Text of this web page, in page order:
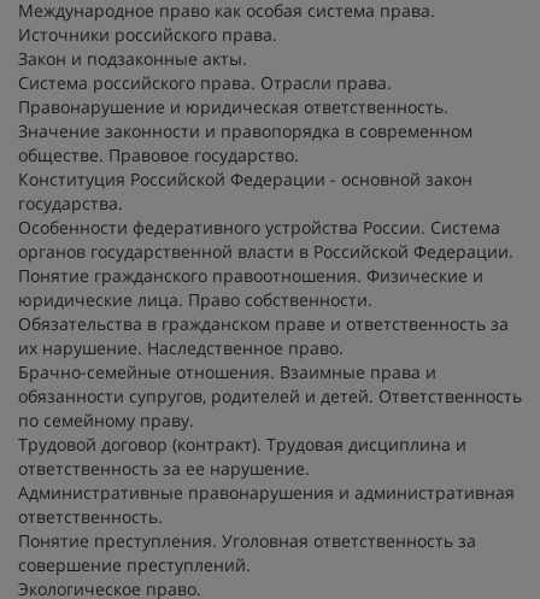
Международное право как особая система права.
Источники российского права.
Закон и подзаконные акты.
Система российского права. Отрасли права.
Правонарушение и юридическая ответственность.
Значение законности и правопорядка в современном
обществе. Правовое государство.
Конституция Российской Федерации - основной закон
государства.
Особенности федеративного устройства России. Система
органов государственной власти в Российской Федерации.
Понятие гражданского правоотношения. Физические и
юридические лица. Право собственности.
Обязательства в гражданском праве и ответственность за
их нарушение. Наследственное право.
Брачно-семейные отношения. Взаимные права и
обязанности супругов, родителей и детей. Ответственность
по семейному праву.
Трудовой договор (контракт). Трудовая дисциплина и
ответственность за ее нарушение.
Административные правонарушения и административная
ответственность.
Понятие преступления. Уголовная ответственность за
совершение преступлений.
Экологическое право.